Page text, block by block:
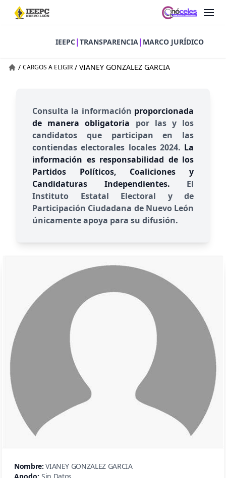
IEEPC|TRANSPARENCIA| MARCO JURÍDICO
/ CARGOS A ELIGIR / VIANEY GONZALEZ GARCIA
Consulta la información proporcionada
de manera obligatoria por las y los
candidatos que participan en las
contiendas electorales locales 2024. La
información es responsabilidad de los
Partidos Políticos, Coaliciones y
Candidaturas Independientes. El
Instituto Estatal Electoral y de
Participación Ciudadana de Nuevo León
únicamente apoya para su difusión.
Nombre: VIANEY GONZALEZ GARCIA